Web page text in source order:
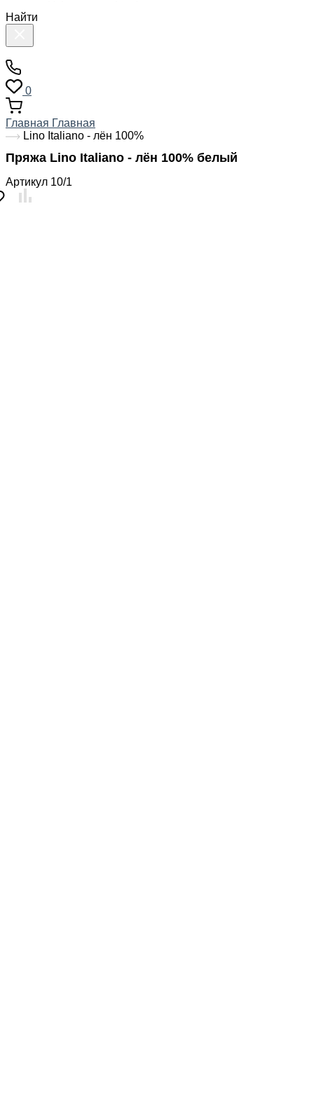
Найти
0
Главная Главная
Lino Italiano - лён 100%
Пряжа Lino Italiano - лён 100% белый
Артикул 10/1